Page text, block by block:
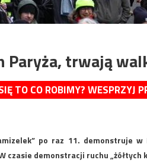
Paryża, trwają
TO CO ROBIMY? WESPRZYJ
po raz 11. demonstruje
czasie demonstracji ruchu